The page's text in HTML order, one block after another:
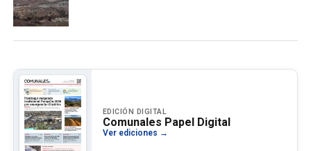
EDICIÓN DIGITAL
Comunales Papel Digital
Ver ediciones →